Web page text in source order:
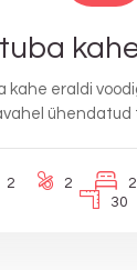
kahe eraldi
ühendatud
2 2
30